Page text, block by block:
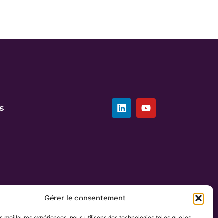
Gérer le consentement